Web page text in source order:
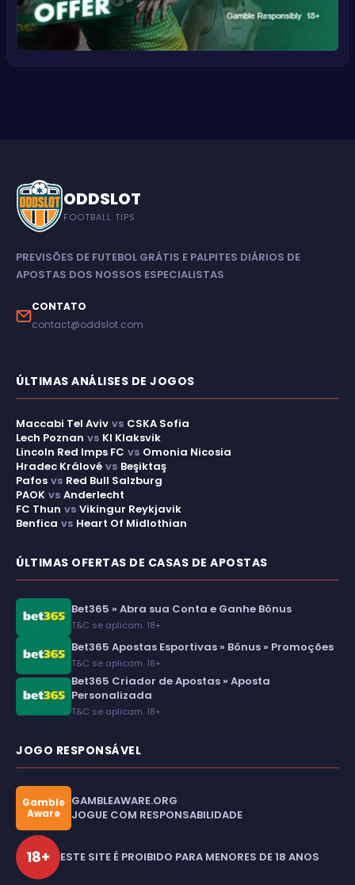
ODDSLOT
FOOTBALL TIPS
PREVISÕES DE FUTEBOL GRÁTIS E PALPITES DIÁRIOS DE
APOSTAS DOS NOSSOS ESPECIALISTAS
CONTATO
contact@oddslot.com
ÚLTIMAS ANÁLISES DE JOGOS
Maccabi Tel Aviv vs CSKA Sofia
Lech Poznan vs KI Klaksvik
Lincoln Red Imps FC vs Omonia Nicosia
Hradec Králové vs Beşiktaş
Pafos vs Red Bull Salzburg
PAOK vs Anderlecht
FC Thun vs Vikingur Reykjavik
Benfica vs Heart Of Midlothian
ÚLTIMAS OFERTAS DE CASAS DE APOSTAS
Bet365 » Abra sua Conta e Ganhe Bônus
T&C se aplicam. 18+
Bet365 Apostas Esportivas » Bônus » Promoções
T&C se aplicam. 18+
Bet365 Criador de Apostas » Aposta
Personalizada
T&C se aplicam. 18+
JOGO RESPONSÁVEL
Gamble
Aware
GAMBLEAWARE.ORG
JOGUE COM RESPONSABILIDADE
18+ ESTE SITE É PROIBIDO PARA MENORES DE 18 ANOS